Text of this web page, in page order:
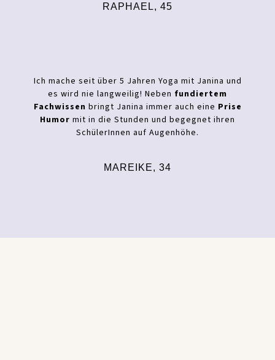
RAPHAEL, 45
Ich mache seit über 5 Jahren Yoga mit Janina und
es wird nie langweilig! Neben fundiertem
Fachwissen bringt Janina immer auch eine Prise
Humor mit in die Stunden und begegnet ihren
SchülerInnen auf Augenhöhe.
MAREIKE, 34